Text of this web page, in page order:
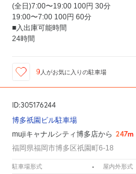
(全日)7:00〜19:00 100円 30分
19:00〜7:00 100円 60分
■入出庫可能時間
24時間
9 人がお気に入りの駐車場
ID:305176244
博多祇園ビル駐車場
mujiキャナルシティ博多店から 247m
福岡県福岡市博多区祇園町6-18
駐車場形式 - 屋内外形式